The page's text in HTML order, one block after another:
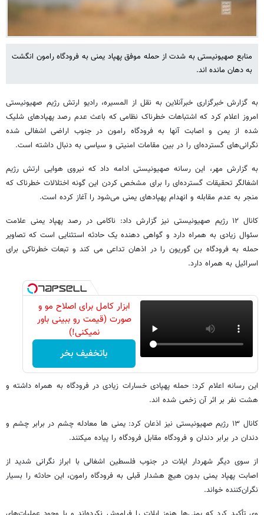
منابع صهیونیستی به شدت از حمله موفق پهپاد یمنی به فرودگاه رامون انگشت
به دهان مانده اند.
به گزارش خبرگزاری خبرآنلاین به نقل از المسیره، رادیو ارتش رژیم صهیونیستی
امروز اعلام کرد که اشتباهات خطرناک نظامی که باعث عدم رصد پهپادهای شلیک
شده از یمن و اصابت آنها به فرودگاه رامون در جنوب اراضی اشغالی شده
نگرانی‌های گسترده‌ای را در بین مقامات امنیتی و سیاسی به دنبال داشته است.
به گزارش مهر، این رسانه صهیونیستی ادامه داد که نیروی هوایی ارتش رژیم
اشغالگر تحقیقات گسترده‌ای را برای مشخص کردن این گونه اختلالات خطرناک که
منجر به عدم مقابله و انهدام پهپادهای یمنی می‌شود را آغاز کرده است.
کانال ۱۲ رژیم صهیونیستی نیز گزارش داد: ناکامی در رصد پهپاد یمنی علامت
سئوال زیادی به همراه دارد و گواهی دهنده یک حادثه استثنایی است که تصاویر
حمله به فرودگاه بن گوریون را در اذهان تداعی می کند و تبعات خطرناکی برای
اسرائیل به همراه دارد.
ابزار کامل برای اصلاح مو و
صورت (قیمت رو ببینی باور
نمیکنی!)
باتخفیف بخر
این رسانه اعلام کرد: حمله پهپادی خسارات زیادی در فرودگاه به همراه داشته و
هشت نفر بر اثر آن زخمی شده اند.
کانال ۱۳ رژیم صهیونیستی نیز اذعان کرد: یمنی ها معادله چشم در برابر چشم و
دندان در برابر دندان و فرودگاه مقابل فرودگاه را پیاده میکنند.
از سوی دیگر شهردار ایلات در جنوب فلسطین اشغالی با ابراز نگرانی شدید از
اصابت پهپاد یمنی بدون هیچ هشدار قبلی به فرودگاه رامون، این حادثه را بسیار
نگران‌کننده خواند.